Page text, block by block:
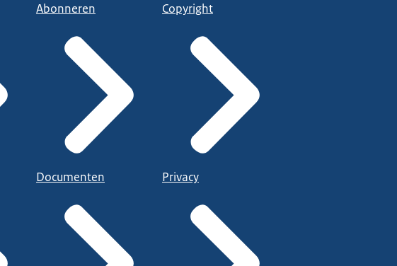
Abonneren
Documenten
Copyright
Privacy